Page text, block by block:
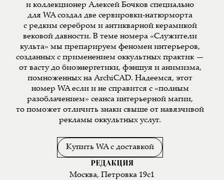
и коллекционер Алексей Бочков специально
для WA создал две сервировки-натюрморта
с редким серебром и антикварной керамикой
вековой давности. В теме номера «Служители
культа» мы препарируем феномен интерьеров,
созданных с применением оккультных практик —
от васту до биоэнергетики, фэншуя и анимизма,
помноженных на ArchiCAD. Надеемся, этот
номер WA если и не справится с «полным
разоблачением» сеанса интерьерной магии,
то поможет отличить знаки свыше от навязчивой
рекламы оккультных услуг.
Купить WA с доставкой
РЕДАКЦИЯ
Москва, Петровка 19с1